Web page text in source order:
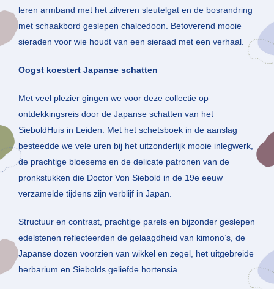
leren armband met het zilveren sleutelgat en de bosrandring
met schaakbord geslepen chalcedoon. Betoverend mooie
sieraden voor wie houdt van een sieraad met een verhaal.
Oogst koestert Japanse schatten
Met veel plezier gingen we voor deze collectie op
ontdekkingsreis door de Japanse schatten van het
SieboldHuis in Leiden. Met het schetsboek in de aanslag
besteedde we vele uren bij het uitzonderlijk mooie inlegwerk,
de prachtige bloesems en de delicate patronen van de
pronkstukken die Doctor Von Siebold in de 19e eeuw
verzamelde tijdens zijn verblijf in Japan.
Structuur en contrast, prachtige parels en bijzonder geslepen
edelstenen reflecteerden de gelaagdheid van kimono’s, de
Japanse dozen voorzien van wikkel en zegel, het uitgebreide
herbarium en Siebolds geliefde hortensia.